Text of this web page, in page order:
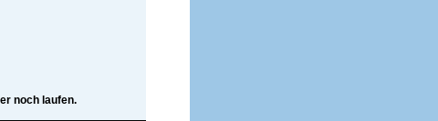
noch laufen.